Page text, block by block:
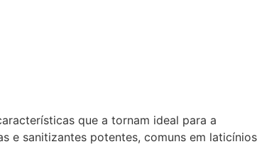
que a tornam ideal para a
e sanitizantes potentes, comuns em laticínios